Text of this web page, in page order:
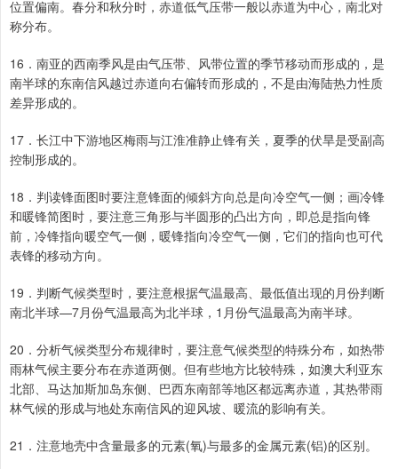
位置偏南。春分和秋分时，赤道低气压带一般以赤道为中心，南北对
称分布。
16．南亚的西南季风是由气压带、风带位置的季节移动而形成的，是
南半球的东南信风越过赤道向右偏转而形成的，不是由海陆热力性质
差异形成的。
17．长江中下游地区梅雨与江淮准静止锋有关，夏季的伏旱是受副高
控制形成的。
18．判读锋面图时要注意锋面的倾斜方向总是向冷空气一侧；画冷锋
和暖锋简图时，要注意三角形与半圆形的凸出方向，即总是指向锋
前，冷锋指向暖空气一侧，暖锋指向冷空气一侧，它们的指向也可代
表锋的移动方向。
19．判断气候类型时，要注意根据气温最高、最低值出现的月份判断
南北半球—7月份气温最高为北半球，1月份气温最高为南半球。
20．分析气候类型分布规律时，要注意气候类型的特殊分布，如热带
雨林气候主要分布在赤道两侧。但有些地方比较特殊，如澳大利亚东
北部、马达加斯加岛东侧、巴西东南部等地区都远离赤道，其热带雨
林气候的形成与地处东南信风的迎风坡、暖流的影响有关。
21．注意地壳中含量最多的元素(氧)与最多的金属元素(铝)的区别。